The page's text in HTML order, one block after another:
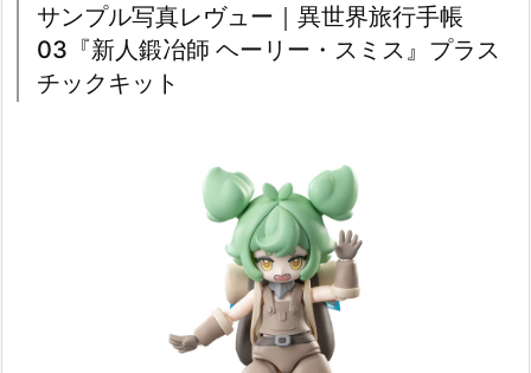
サンプル写真レヴュー｜異世界旅行手帳
03『新人鍛冶師 ヘーリー・スミス』プラス
チックキット